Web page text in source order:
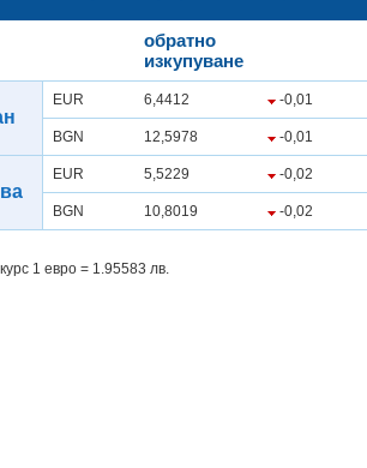
обратно
изкупуване
EUR 6,4412 -0,01
BGN 12,5978 -0,01
EUR 5,5229 -0,02
BGN 10,8019 -0,02
1 евро = 1.95583 лв.